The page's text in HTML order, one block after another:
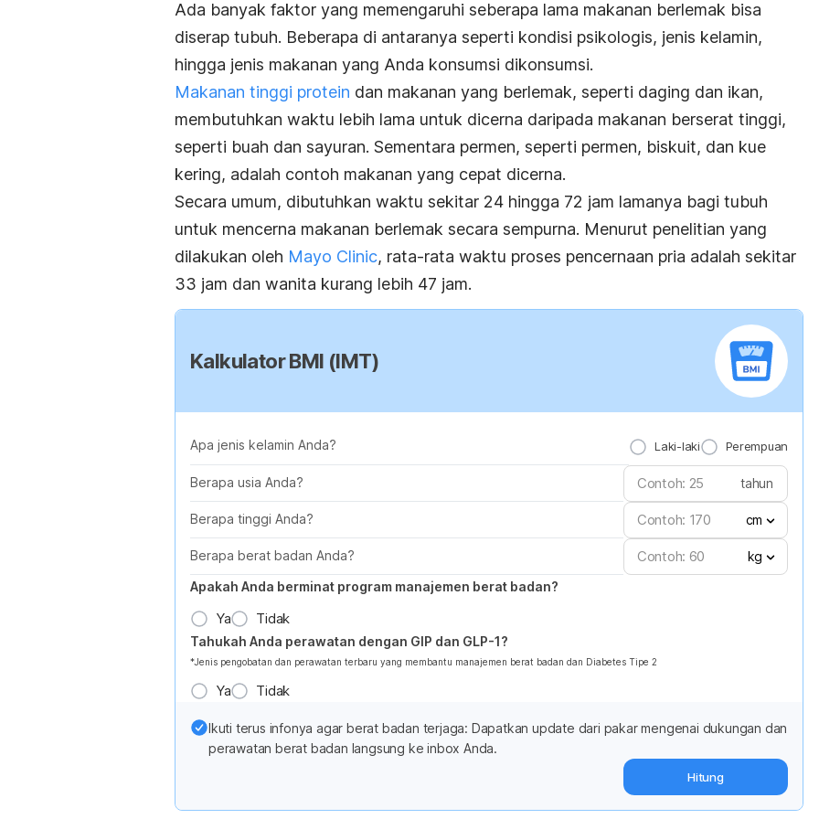
Ada banyak faktor yang memengaruhi seberapa lama makanan berlemak bisa
diserap tubuh. Beberapa di antaranya seperti kondisi psikologis, jenis kelamin,
hingga jenis makanan yang Anda konsumsi dikonsumsi.
Makanan tinggi protein dan makanan yang berlemak, seperti daging dan ikan,
membutuhkan waktu lebih lama untuk dicerna daripada makanan berserat tinggi,
seperti buah dan sayuran. Sementara permen, seperti permen, biskuit, dan kue
kering, adalah contoh makanan yang cepat dicerna.
Secara umum, dibutuhkan waktu sekitar 24 hingga 72 jam lamanya bagi tubuh
untuk mencerna makanan berlemak secara sempurna. Menurut penelitian yang
dilakukan oleh Mayo Clinic, rata-rata waktu proses pencernaan pria adalah sekitar
33 jam dan wanita kurang lebih 47 jam.
Kalkulator BMI (IMT)
Apa jenis kelamin Anda? Laki-laki Perempuan
Berapa usia Anda? tahun
Berapa tinggi Anda? cm
Berapa berat badan Anda?
kg
Apakah Anda berminat program manajemen berat badan?
Ya Tidak
Tahukah Anda perawatan dengan GIP dan GLP-1?
*Jenis pengobatan dan perawatan terbaru yang membantu manajemen berat badan dan Diabetes Tipe 2
Ya Tidak
Ikuti terus infonya agar berat badan terjaga: Dapatkan update dari pakar mengenai dukungan dan
perawatan berat badan langsung ke inbox Anda.
Hitung